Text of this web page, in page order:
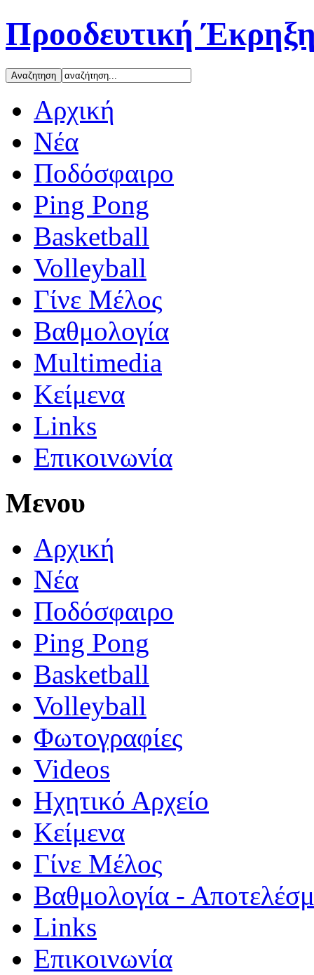
Προοδευτική
Αρχική
Νέα
Ποδόσφαιρο
Ping Pong
Basketball
Volleyball
Γίνε Μέλος
Βαθμολογία
Multimedia
Κείμενα
Links
Επικοινωνία
Μενου
Αρχική
Νέα
Ποδόσφαιρο
Ping Pong
Basketball
Volleyball
Φωτογραφίες
Videos
Ηχητικό Αρχείο
Κείμενα
Γίνε Μέλος
Βαθμολογία -
Links
Επικοινωνία